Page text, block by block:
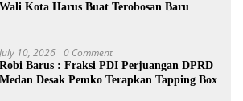
Wali Kota Harus Buat Terobosan Baru
July 10, 2026 0 Comment
Robi Barus : Fraksi PDI Perjuangan DPRD
Medan Desak Pemko Terapkan Tapping Box